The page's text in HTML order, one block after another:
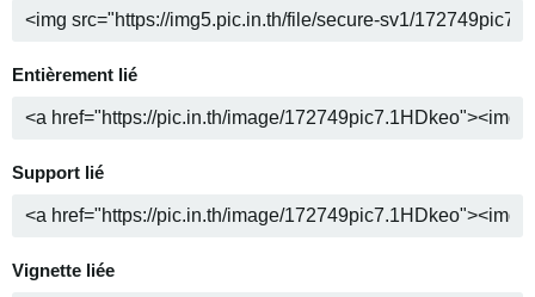
Entièrement lié
Support lié
Vignette liée